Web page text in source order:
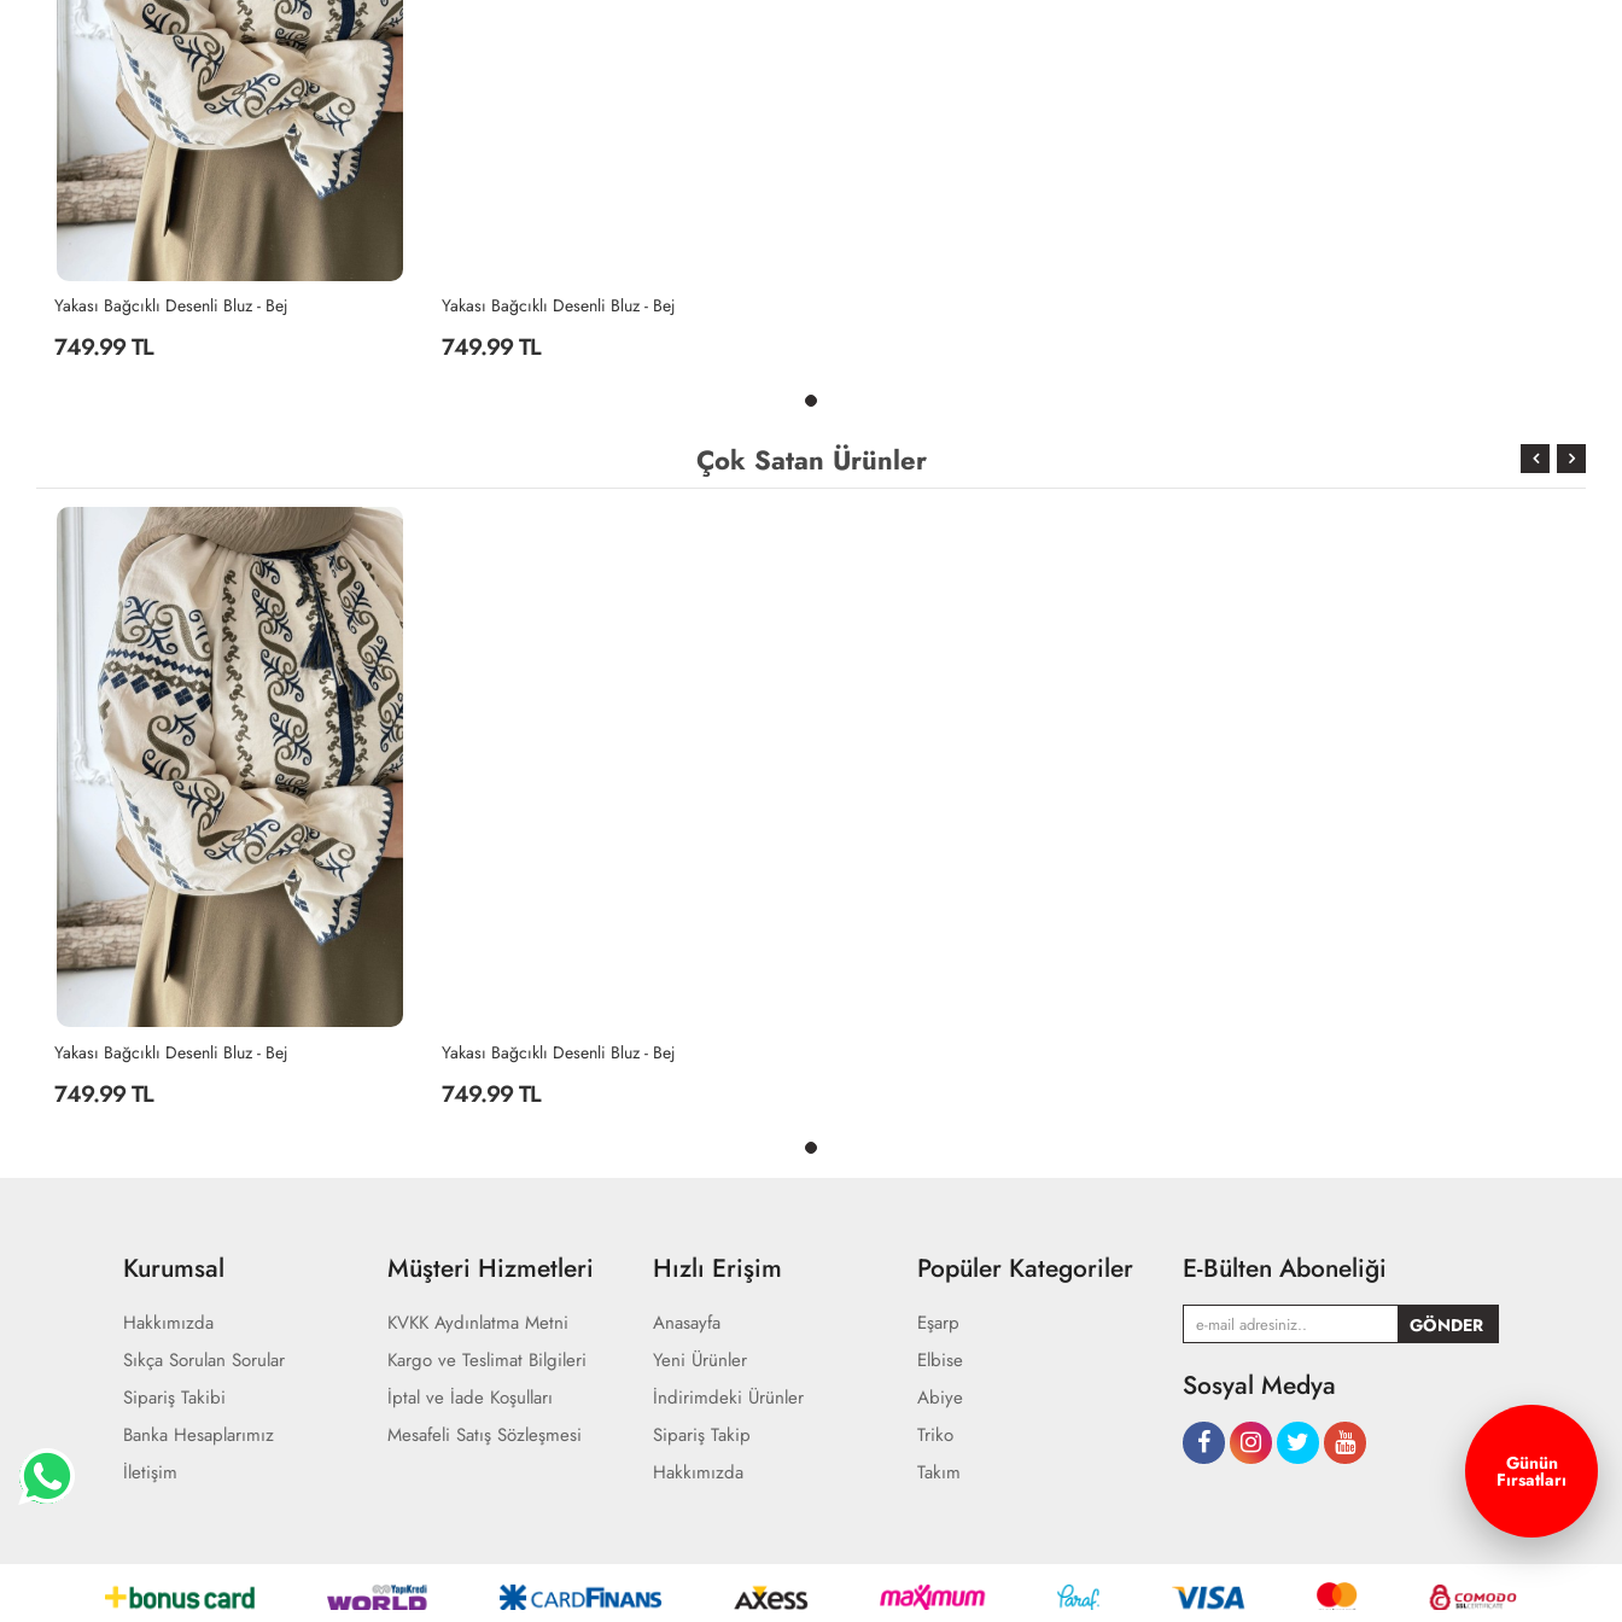
Yakası Bağcıklı Desenli Bluz - Bej
749.99 TL
Yakası Bağcıklı Desenli Bluz - Bej
749.99 TL
Çok Satan Ürünler
Yakası Bağcıklı Desenli Bluz - Bej
749.99 TL
Yakası Bağcıklı Desenli Bluz - Bej
749.99 TL
Kurumsal
Hakkımızda
Sıkça Sorulan Sorular
Sipariş Takibi
Banka Hesaplarımız
İletişim
Müşteri Hizmetleri
KVKK Aydınlatma Metni
Kargo ve Teslimat Bilgileri
İptal ve İade Koşulları
Mesafeli Satış Sözleşmesi
Hızlı Erişim
Anasayfa
Yeni Ürünler
İndirimdeki Ürünler
Sipariş Takip
Hakkımızda
Popüler Kategoriler
Eşarp
Elbise
Abiye
Triko
Takım
E-Bülten Aboneliği
Sosyal Medya
Günün
Fırsatları